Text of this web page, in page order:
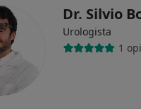
Dr. Silvio
Urologista
1